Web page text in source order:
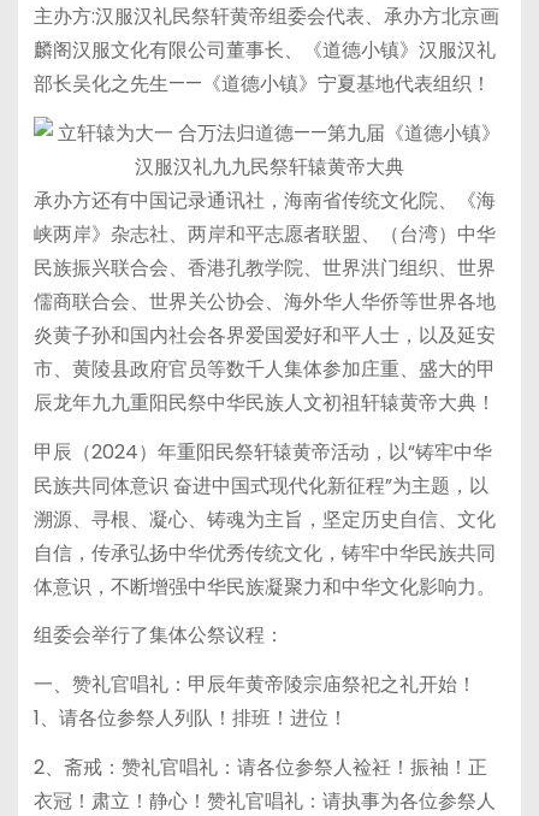
主办方:汉服汉礼民祭轩黄帝组委会代表、承办方北京画
麟阁汉服文化有限公司董事长、《道德小镇》汉服汉礼
部长吴化之先生——《道德小镇》宁夏基地代表组织！
承办方还有中国记录通讯社，海南省传统文化院、《海
峡两岸》杂志社、两岸和平志愿者联盟、（台湾）中华
民族振兴联合会、香港孔教学院、世界洪门组织、世界
儒商联合会、世界关公协会、海外华人华侨等世界各地
炎黄子孙和国内社会各界爱国爱好和平人士，以及延安
市、黄陵县政府官员等数千人集体参加庄重、盛大的甲
辰龙年九九重阳民祭中华民族人文初祖轩辕黄帝大典！
甲辰（2024）年重阳民祭轩辕黄帝活动，以“铸牢中华
民族共同体意识 奋进中国式现代化新征程”为主题，以
溯源、寻根、凝心、铸魂为主旨，坚定历史自信、文化
自信，传承弘扬中华优秀传统文化，铸牢中华民族共同
体意识，不断增强中华民族凝聚力和中华文化影响力。
组委会举行了集体公祭议程：
一、赞礼官唱礼：甲辰年黄帝陵宗庙祭祀之礼开始！
1、请各位参祭人列队！排班！进位！
2、斋戒：赞礼官唱礼：请各位参祭人裣衽！振袖！正
衣冠！肃立！静心！赞礼官唱礼：请执事为各位参祭人